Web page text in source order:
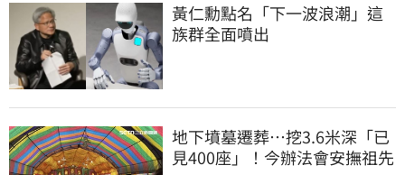
黃仁勳點名「下一波浪潮」這
族群全面噴出
地下墳墓遷葬…挖3.6米深「已
見400座」！今辦法會安撫祖先